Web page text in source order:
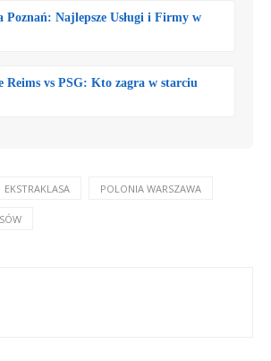
Najlepsze Usługi i Firmy w
Reims vs PSG: Kto zagra w starciu
EKSTRAKLASA POLONIA WARSZAWA